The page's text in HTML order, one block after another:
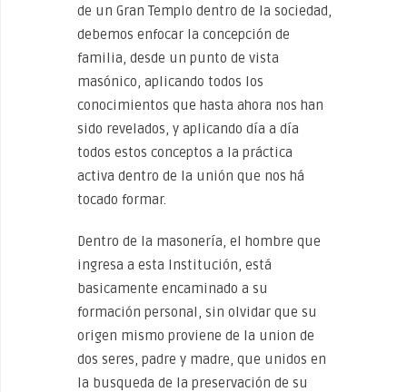
de un Gran Templo dentro de la sociedad,
debemos enfocar la concepción de
familia, desde un punto de vista
masónico, aplicando todos los
conocimientos que hasta ahora nos han
sido revelados, y aplicando día a día
todos estos conceptos a la práctica
activa dentro de la unión que nos há
tocado formar.
Dentro de la masonería, el hombre que
ingresa a esta Institución, está
basicamente encaminado a su
formación personal, sin olvidar que su
origen mismo proviene de la union de
dos seres, padre y madre, que unidos en
la busqueda de la preservación de su